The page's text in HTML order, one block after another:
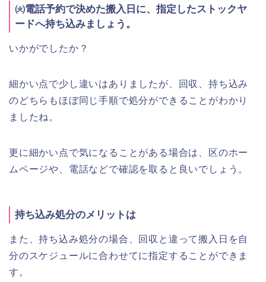
㈫電話予約で決めた搬入日に、指定したストックヤ
ードへ持ち込みましょう。
いかがでしたか？
細かい点で少し違いはありましたが、回収、持ち込み
のどちらもほぼ同じ手順で処分ができることがわかり
ましたね。
更に細かい点で気になることがある場合は、区のホー
ムページや、電話などで確認を取ると良いでしょう。
持ち込み処分のメリットは
また、持ち込み処分の場合、回収と違って搬入日を自
分のスケジュールに合わせてに指定することができま
す。